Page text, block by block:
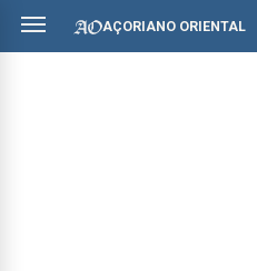
AÇORIANO ORIENTAL